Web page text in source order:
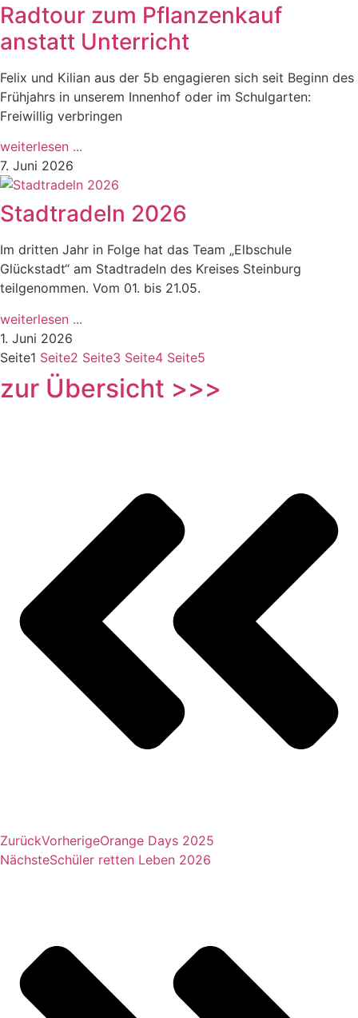
Radtour zum Pflanzenkauf
anstatt Unterricht
Felix und Kilian aus der 5b engagieren sich seit Beginn des
Frühjahrs in unserem Innenhof oder im Schulgarten:
Freiwillig verbringen
weiterlesen ...
7. Juni 2026
Stadtradeln 2026
Im dritten Jahr in Folge hat das Team „Elbschule
Glückstadt“ am Stadtradeln des Kreises Steinburg
teilgenommen. Vom 01. bis 21.05.
weiterlesen ...
1. Juni 2026
Seite1 Seite2 Seite3 Seite4 Seite5
zur Übersicht >>>
ZurückVorherigeOrange Days 2025
NächsteSchüler retten Leben 2026